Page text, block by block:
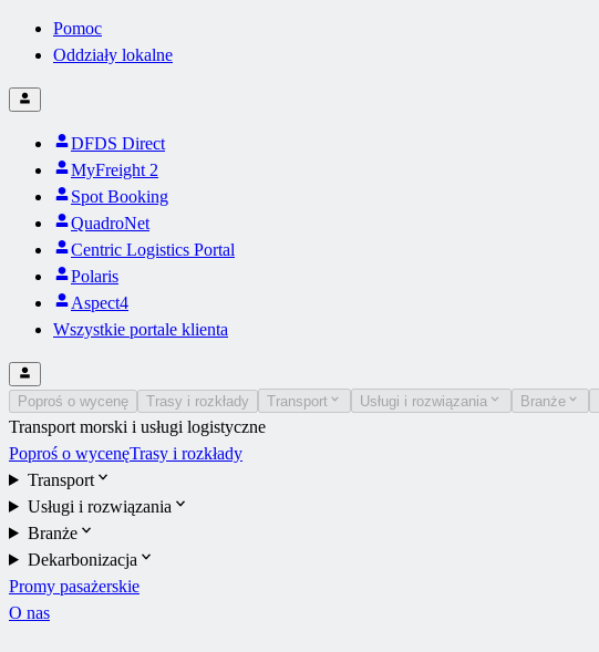
Pomoc
Oddziały lokalne
DFDS Direct
MyFreight 2
Spot Booking
QuadroNet
Centric Logistics Portal
Polaris
Aspect4
Wszystkie portale klienta
Poproś o wycenę Trasy i rozkłady Transport Usługi i rozwiązania Branże
Transport morski i usługi logistyczne
Poproś o wycenęTrasy i rozkłady
Transport
Usługi i rozwiązania
Branże
Dekarbonizacja
Promy pasażerskie
O nas